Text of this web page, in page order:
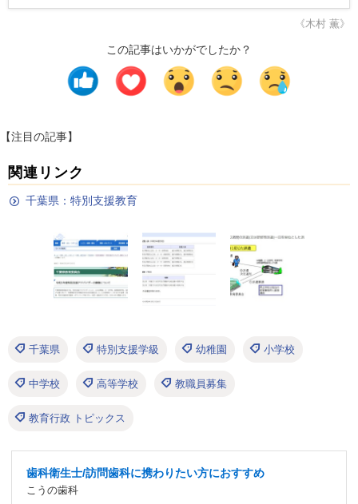
《木村 薫》
この記事はいかがでしたか？
【注目の記事】
関連リンク
千葉県：特別支援教育
千葉県 特別支援学級 幼稚園 小学校
中学校 高等学校 教職員募集
教育行政 トピックス
歯科衛生士/訪問歯科に携わりたい方におすすめ
こうの歯科